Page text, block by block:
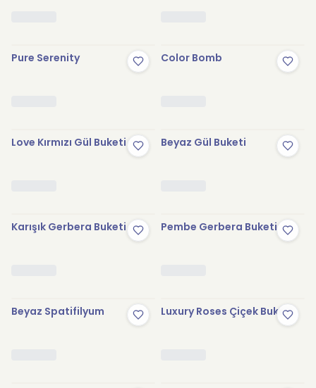
Pure Serenity Color Bomb
Love Kırmızı Gül Buketi Beyaz Gül Buketi
Karışık Gerbera Buketi Pembe Gerbera Buketi
Beyaz Spatifilyum Luxury Roses Çiçek Buketi